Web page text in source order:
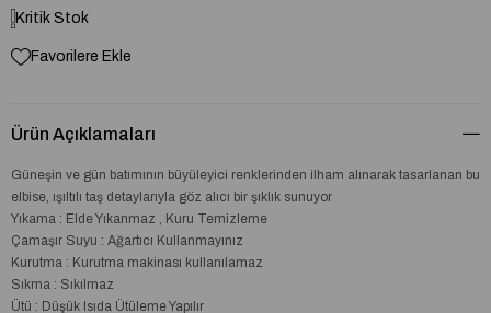
Kritik Stok
Favorilere Ekle
Ürün Açıklamaları
Güneşin ve gün batımının büyüleyici renklerinden ilham alınarak tasarlanan bu
elbise, ışıltılı taş detaylarıyla göz alıcı bir şıklık sunuyor
Yıkama : Elde Yıkanmaz , Kuru Temizleme
Çamaşır Suyu : Ağartıcı Kullanmayınız
Kurutma : Kurutma makinası kullanılamaz
Sıkma : Sıkılmaz
Ütü : Düşük Isıda Ütüleme Yapılır